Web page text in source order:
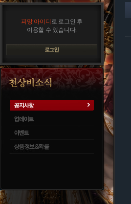
피망 아이디 로 로그인 후
이용할 수 있습니다.